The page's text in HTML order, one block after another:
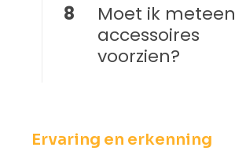
8
Moet ik meteen
accessoires
voorzien?
Ervaring en erkenning